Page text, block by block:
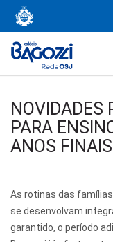
NOVIDADES
PARA
ANOS FINAIS
As rotinas das
se desenvolvam
garantido, o período